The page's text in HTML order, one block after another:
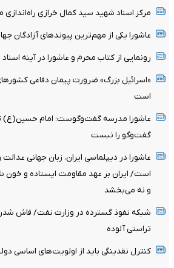
مرکز اسناد شهید سید کمال خرازی
عاشورا یکی از مهم‌ترین پیوندهای آزادگان
رونمایی از کتاب محرم و عاشورا در آینه
«اسرائیل بزرگ» ضرورت پیمان دفاعی
است
عاشورا مدرسه گفت‌وگوست؛ امام حسین(ع)
گفت‌وگو را نبست
عاشورا در دیپلماسی ایران، زبان جهانی
است/ ایران بر عهد مقاومت ایستاده و خون
و نه می‌بخشد
شبکه نفوذ گسترده در وزارت نفت/ فاش
تراستی‌ آلوده
کنترل نقدینگی باید از اولویت‌های اساسی